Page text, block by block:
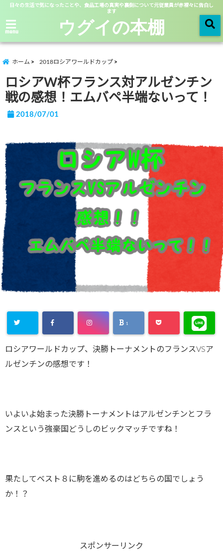
日々の生活で気になったことや、食品工場の真実や裏側について元従業員が赤裸々に告白し
ます
menu ウグイの本棚
ホーム 2018ロシアワールドカップ
ロシアW杯フランス対アルゼンチン
戦の感想！エムバペ半端ないって！
2018/07/01
1
ロシアワールドカップ、決勝トーナメントのフランスVSア
ルゼンチンの感想です！
いよいよ始まった決勝トーナメントはアルゼンチンとフラ
ンスという強豪国どうしのビックマッチですね！
果たしてベスト８に駒を進めるのはどちらの国でしょう
か！？
スポンサーリンク